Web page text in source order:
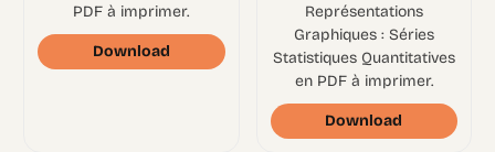
PDF à imprimer.
Download
Représentations
Graphiques : Séries
Statistiques Quantitatives
en PDF à imprimer.
Download